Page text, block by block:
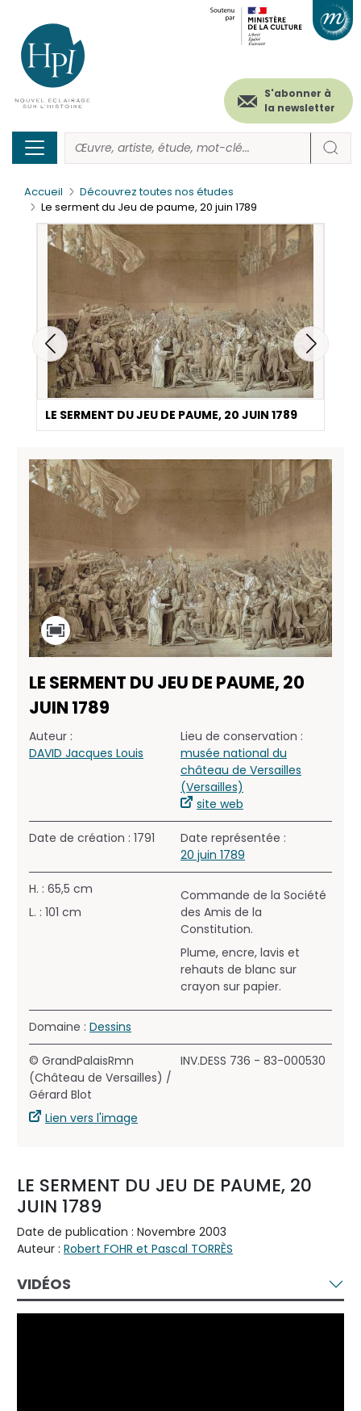
contenu
principal
Menu
secondaire
(header)
S'abonner à
la newsletter
Accueil
Découvrez toutes nos études
Le serment du Jeu de paume, 20 juin 1789
LE SERMENT DU JEU DE PAUME, 20 JUIN 1789
LE SERMENT DU JEU DE PAUME, 20
JUIN 1789
Auteur :
DAVID Jacques Louis
Lieu de conservation :
musée national du
château de Versailles
(Versailles)
site web
Date de création : 1791
Date représentée :
20 juin 1789
H. : 65,5 cm
L. : 101 cm
Commande de la Société
des Amis de la
Constitution.
Plume, encre, lavis et
rehauts de blanc sur
crayon sur papier.
Domaine : Dessins
© GrandPalaisRmn
(Château de Versailles) /
Gérard Blot
Lien vers l'image
INV.DESS 736 - 83-000530
LE SERMENT DU JEU DE PAUME, 20
JUIN 1789
Date de publication : Novembre 2003
Auteur : Robert FOHR et Pascal TORRÈS
VIDÉOS